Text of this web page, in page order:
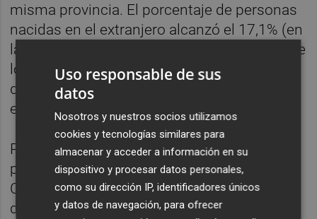
misma provincia. El porcentaje de personas
nacidas en el extranjero alcanzó el 17,1% (en
la misma fecha de 2022 era del 15,7%). Entre
los nacidos en el extranjero, el 12,5% (más
de un millón) lo hizo en Marruecos, el 8,7%
en Colombia y el 6,6% en Rumanía.
Por otro lado, durante el año 2022, la
población de España aumentó en todas las
CC.AA., excepto en Extremadura (donde
descendió en 2.502 personas). Los mayores
Uso responsable de sus
datos
Nosotros y nuestros socios utilizamos
cookies y tecnologías similares para
almacenar y acceder a información en su
dispositivo y procesar datos personales,
como su dirección IP, identificadores únicos
y datos de navegación, para ofrecer